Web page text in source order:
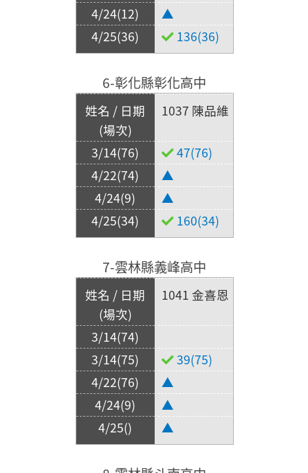
▲
136(36)
6-彰化縣彰化高中
1037 陳品維
47(76)
▲
▲
160(34)
7-雲林縣義峰高中
1041 金喜恩
39(75)
▲
▲
▲